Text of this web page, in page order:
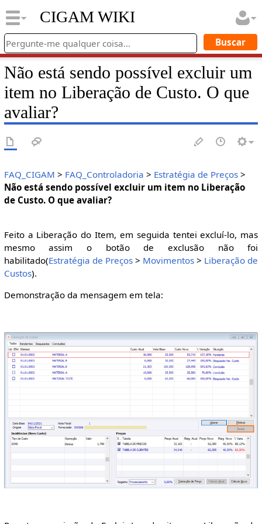
CIGAM WIKI
Não está sendo possível excluir um
item no Liberação de Custo. O que
avaliar?
FAQ_CIGAM > FAQ_Controladoria > Estratégia de Preços>
Não está sendo possível excluir um item no Liberação
de Custo. O que avaliar?
Feito a Liberação do Item, em seguida tentei excluí-lo, mas
mesmo assim o botão de exclusão não foi
habilitado(Estratégia de Preços> Movimentos > Liberação de
Custos).
Demonstração da mensagem em tela: